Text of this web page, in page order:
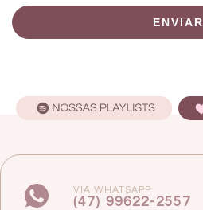
ENVIAR
VIA WHATSAPP
(47) 99622-2557